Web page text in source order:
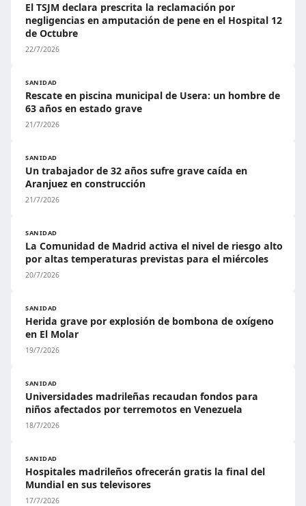
El TSJM declara prescrita la reclamación por
negligencias en amputación de pene en el Hospital 12
de Octubre
22/7/2026
SANIDAD
Rescate en piscina municipal de Usera: un hombre de
63 años en estado grave
21/7/2026
SANIDAD
Un trabajador de 32 años sufre grave caída en
Aranjuez en construcción
21/7/2026
SANIDAD
La Comunidad de Madrid activa el nivel de riesgo alto
por altas temperaturas previstas para el miércoles
20/7/2026
SANIDAD
Herida grave por explosión de bombona de oxígeno
en El Molar
19/7/2026
SANIDAD
Universidades madrileñas recaudan fondos para
niños afectados por terremotos en Venezuela
18/7/2026
SANIDAD
Hospitales madrileños ofrecerán gratis la final del
Mundial en sus televisores
17/7/2026